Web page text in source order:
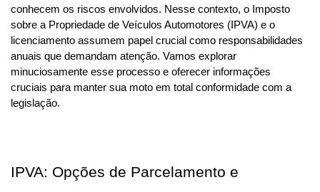
conhecem os riscos envolvidos. Nesse contexto, o Imposto
sobre a Propriedade de Veículos Automotores (IPVA) e o
licenciamento assumem papel crucial como responsabilidades
anuais que demandam atenção. Vamos explorar
minuciosamente esse processo e oferecer informações
cruciais para manter sua moto em total conformidade com a
legislação.
IPVA: Opções de Parcelamento e